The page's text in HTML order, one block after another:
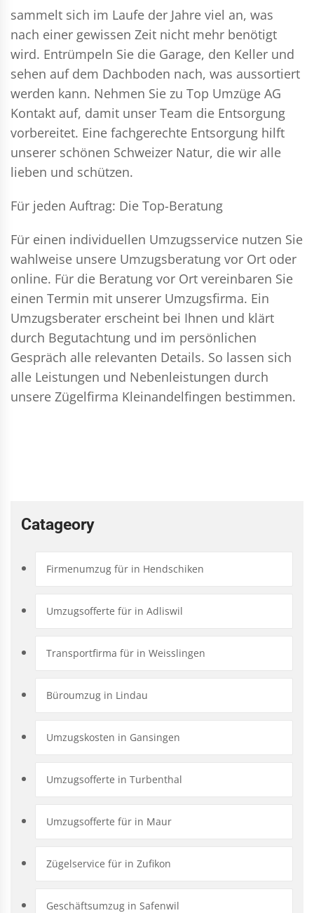
sammelt sich im Laufe der Jahre viel an, was
nach einer gewissen Zeit nicht mehr benötigt
wird. Entrümpeln Sie die Garage, den Keller und
sehen auf dem Dachboden nach, was aussortiert
werden kann. Nehmen Sie zu Top Umzüge AG
Kontakt auf, damit unser Team die Entsorgung
vorbereitet. Eine fachgerechte Entsorgung hilft
unserer schönen Schweizer Natur, die wir alle
lieben und schützen.
Für jeden Auftrag: Die Top-Beratung
Für einen individuellen Umzugsservice nutzen Sie
wahlweise unsere Umzugsberatung vor Ort oder
online. Für die Beratung vor Ort vereinbaren Sie
einen Termin mit unserer Umzugsfirma. Ein
Umzugsberater erscheint bei Ihnen und klärt
durch Begutachtung und im persönlichen
Gespräch alle relevanten Details. So lassen sich
alle Leistungen und Nebenleistungen durch
unsere Zügelfirma Kleinandelfingen bestimmen.
Catageory
Firmenumzug für in Hendschiken
Umzugsofferte für in Adliswil
Transportfirma für in Weisslingen
Büroumzug in Lindau
Umzugskosten in Gansingen
Umzugsofferte in Turbenthal
Umzugsofferte für in Maur
Zügelservice für in Zufikon
Geschäftsumzug in Safenwil